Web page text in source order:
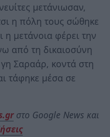
μετάνιωσαν,
η πόλη τους σώθηκε
η μετάνοια φέρει την
από τη δικαιοσύνη
Σαραάρ, κοντά στη
τάφηκε μέσα σε
στο Google News και